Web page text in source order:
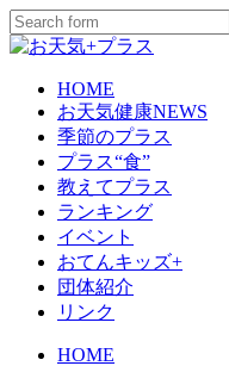
HOME
お天気健康NEWS
季節のプラス
プラス“食”
教えてプラス
ランキング
イベント
おてんキッズ+
団体紹介
リンク
HOME